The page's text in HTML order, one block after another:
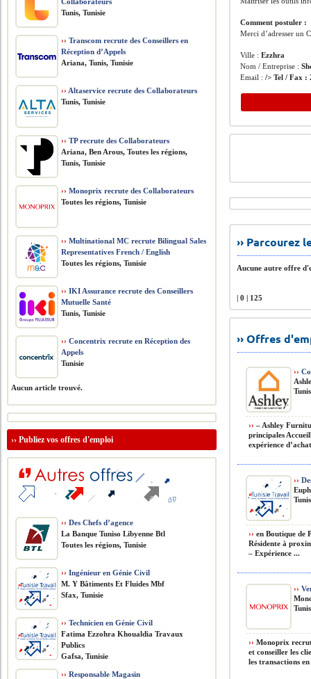
Comment postuler :
Merci d’adresser un
Ville :Ezzhra
Nom / Entreprise :
Email : /> Tel / Fax :
››
Aucune autre offre
| 0 | 125
›› Offres
››
›› – Ashley
principales
expérience
››
›› en Boutique de
Résidente à
– Expérience ...
››
›› Monoprix
et conseiller les
les transactions en
Tunis, Tunisie
›› Transcom recrute des Conseillers en
Réception d’Appels
Ariana, Tunis, Tunisie
›› Altaservice recrute des Collaborateurs
Tunis, Tunisie
›› TP recrute des Collaborateurs
Ariana, Ben Arous, Toutes les régions,
Tunis, Tunisie
›› Monoprix recrute des Collaborateurs
Toutes les régions, Tunisie
›› Multinational MC recrute Bilingual Sales
Representatives French / English
Toutes les régions, Tunisie
›› IKI Assurance recrute des Conseillers
Mutuelle Santé
Tunis, Tunisie
›› Concentrix recrute en Réception des
Appels
Tunisie
Aucun article trouvé.
››Publiez vos offres d'emploi
›› Des Chefs d’agence
La Banque Tuniso Libyenne Btl
Toutes les régions, Tunisie
›› Ingénieur en Génie Civil
M. Y Bâtiments Et Fluides Mbf
Sfax, Tunisie
›› Technicien en Génie Civil
Fatima Ezzohra Khoualdia Travaux
Publics
Gafsa, Tunisie
›› Responsable Magasin